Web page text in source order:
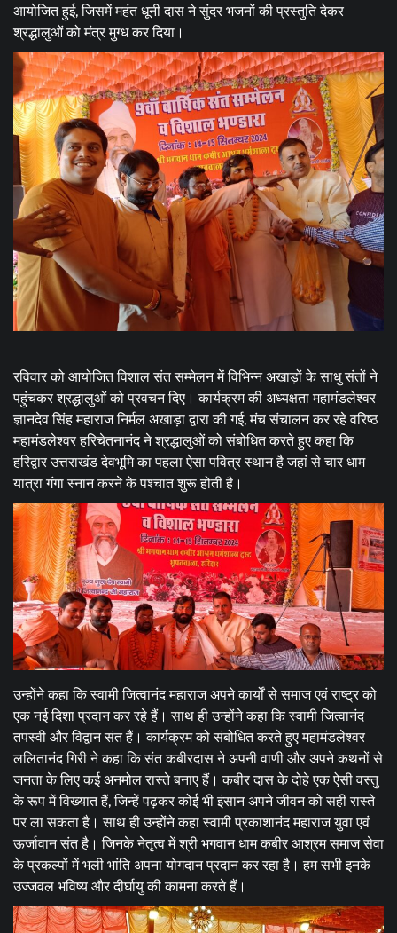
आयोजित हुई, जिसमें महंत धूनी दास ने सुंदर भजनों की प्रस्तुति देकर
श्रद्धालुओं को मंत्र मुग्ध कर दिया।
रविवार को आयोजित विशाल संत सम्मेलन में विभिन्न अखाड़ों के साधु संतों ने
पहुंचकर श्रद्धालुओं को प्रवचन दिए। कार्यक्रम की अध्यक्षता महामंडलेश्वर
ज्ञानदेव सिंह महाराज निर्मल अखाड़ा द्वारा की गई, मंच संचालन कर रहे वरिष्ठ
महामंडलेश्वर हरिचेतनानंद ने श्रद्धालुओं को संबोधित करते हुए कहा कि
हरिद्वार उत्तराखंड देवभूमि का पहला ऐसा पवित्र स्थान है जहां से चार धाम
यात्रा गंगा स्नान करने के पश्चात शुरू होती है।
उन्होंने कहा कि स्वामी जित्वानंद महाराज अपने कार्यों से समाज एवं राष्ट्र को
एक नई दिशा प्रदान कर रहे हैं। साथ ही उन्होंने कहा कि स्वामी जित्वानंद
तपस्वी और विद्वान संत हैं। कार्यक्रम को संबोधित करते हुए महामंडलेश्वर
ललितानंद गिरी ने कहा कि संत कबीरदास ने अपनी वाणी और अपने कथनों से
जनता के लिए कई अनमोल रास्ते बनाए हैं। कबीर दास के दोहे एक ऐसी वस्तु
के रूप में विख्यात हैं, जिन्हें पढ़कर कोई भी इंसान अपने जीवन को सही रास्ते
पर ला सकता है। साथ ही उन्होंने कहा स्वामी प्रकाशानंद महाराज युवा एवं
ऊर्जावान संत है। जिनके नेतृत्व में श्री भगवान धाम कबीर आश्रम समाज सेवा
के प्रकल्पों में भली भांति अपना योगदान प्रदान कर रहा है। हम सभी इनके
उज्जवल भविष्य और दीर्घायु की कामना करते हैं।